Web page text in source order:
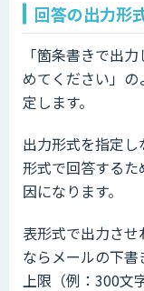
回答の出力形
「箇条書きで出
めてください」
定します。
出力形式を指定
形式で回答する
因になります。
表形式で出力さ
ならメールの下
上限（例：300文